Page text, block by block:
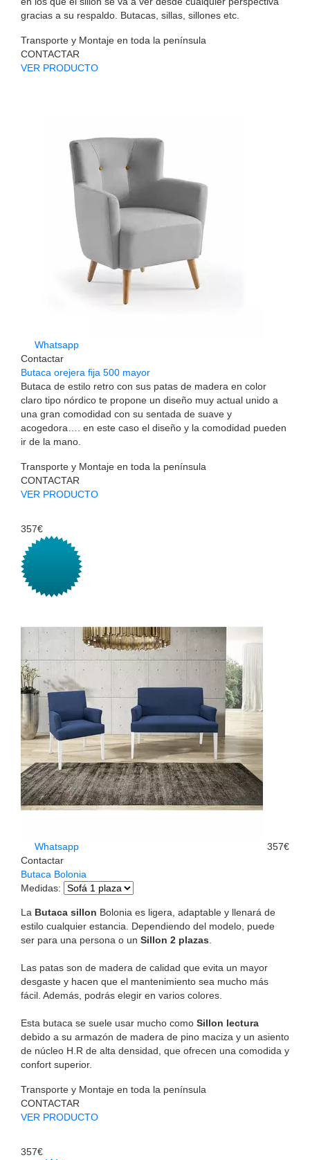
gracias a su respaldo. Butacas, sillas, sillones etc.
Transporte y Montaje en toda la península
CONTACTAR
VER PRODUCTO
Whatsapp
Contactar
Butaca orejera fija 500 mayor
Butaca de estilo retro con sus patas de madera en color
claro tipo nórdico te propone un diseño muy actual unido a
una gran comodidad con su sentada de suave y
acogedora…. en este caso el diseño y la comodidad pueden
ir de la mano.
Transporte y Montaje en toda la península
CONTACTAR
VER PRODUCTO
357€
Whatsapp
Contactar
357€
Butaca Bolonia
Medidas:
La Butaca sillon Bolonia es ligera, adaptable y llenará de
estilo cualquier estancia. Dependiendo del modelo, puede
ser para una persona o un Sillon 2 plazas
Las patas son de madera de calidad que evita un mayor
desgaste y hacen que el mantenimiento sea mucho más
fácil. Además, podrás elegir en varios colores.
Esta butaca se suele usar mucho como Sillon lectura
debido a su armazón de madera de pino maciza y un asiento
de núcleo H.R de alta densidad, que ofrecen una comodida y
confort superior.
Transporte y Montaje en toda la península
CONTACTAR
VER PRODUCTO
357€